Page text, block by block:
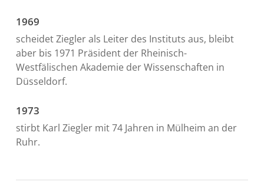
1969
scheidet Ziegler als Leiter des Instituts aus, bleibt
aber bis 1971 Präsident der Rheinisch-
Westfälischen Akademie der Wissenschaften in
Düsseldorf.
1973
stirbt Karl Ziegler mit 74 Jahren in Mülheim an der
Ruhr.